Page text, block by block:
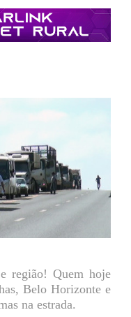
região! Quem hoje
Belo Horizonte e
na estrada.